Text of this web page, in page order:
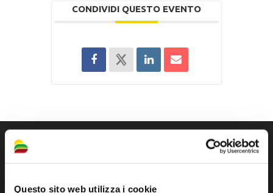
Questo sito web utilizza i cookie
CONDIVIDI QUESTO EVENTO